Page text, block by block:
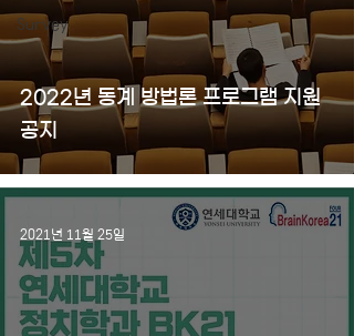
Survey
2022년 동계 방법론 프로그램 지원
공지
2021년 11월 25일